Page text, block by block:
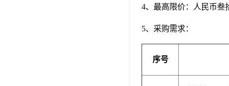
4、最高限价：人民币叁
5、采购需求：
序号